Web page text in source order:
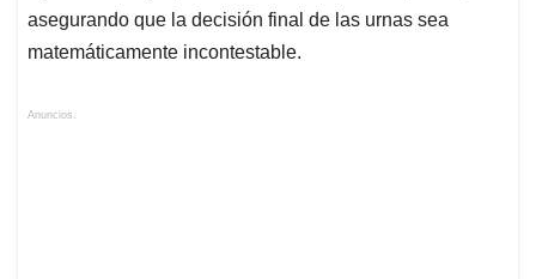
asegurando que la decisión final de las urnas sea
matemáticamente incontestable.
Anuncios.